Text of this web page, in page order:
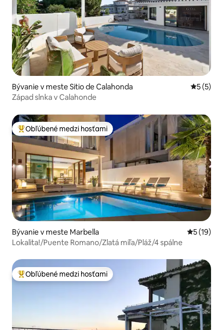
Bývanie v meste Sitio de Calahonda
5 (5)
Západ slnka v Calahonde
Najobľúbenejšie medzi hosťami
Obľúbené medzi hosťami
Bývanie v meste Marbella
5 (19)
Lokalita!/Puente Romano/Zlatá míľa/Pláž/4 spálne
Najobľúbenejšie medzi hosťami
Obľúbené medzi hosťami